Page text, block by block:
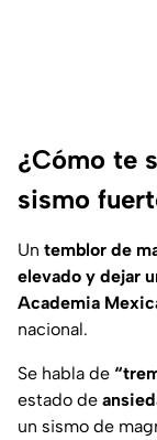
¿Cómo te
sismo
Un temblor de
elevado y dejar
Academia
nacional.
Se habla de
estado de
un sismo de